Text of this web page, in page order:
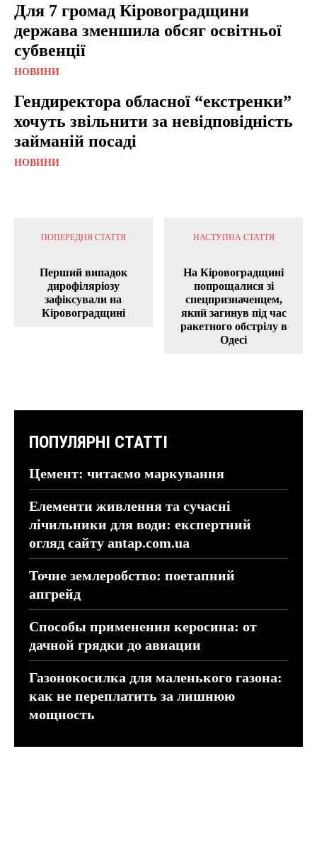
Для 7 громад Кіровоградщини
держава зменшила обсяг освітньої
субвенції
НОВИНИ
Гендиректора обласної “екстренки”
хочуть звільнити за невідповідність
займаній посаді
НОВИНИ
ПОПЕРЕДНЯ СТАТТЯ
Перший випадок
дирофіляріозу
зафіксували на
Кіровоградщині
НАСТУПНА СТАТТЯ
На Кіровоградщині
попрощалися зі
спецпризначенцем,
який загинув під час
ракетного обстрілу в
Одесі
ПОПУЛЯРНІ СТАТТІ
Цемент: читаємо маркування
Елементи живлення та сучасні
лічильники для води: експертний
огляд сайту antap.com.ua
Точне землеробство: поетапний
апгрейд
Способы применения керосина: от
дачной грядки до авиации
Газонокосилка для маленького газона:
как не переплатить за лишнюю
мощность